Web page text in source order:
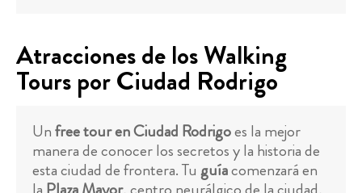
Atracciones de los Walking
Tours por Ciudad Rodrigo
Unfree tour en Ciudad Rodrigoes la mejor
manera de conocer los secretos y la historia de
esta ciudad de frontera. Tu guíacomenzará en